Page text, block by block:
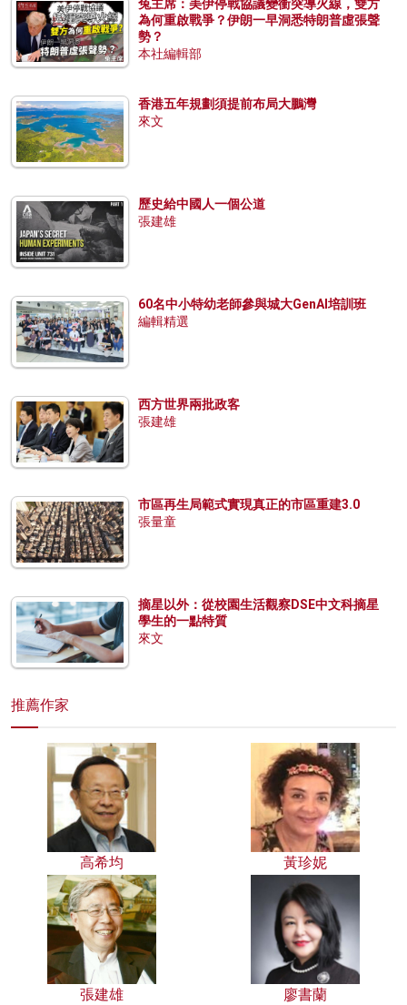
兔主席：美伊停戰協議變衝突導火線，雙方
為何重啟戰爭？伊朗一早洞悉特朗普虛張聲
勢？
本社編輯部
香港五年規劃須提前布局大鵬灣
來文
歷史給中國人一個公道
張建雄
60名中小特幼老師參與城大GenAI培訓班
編輯精選
西方世界兩批政客
張建雄
市區再生局範式實現真正的市區重建3.0
張量童
摘星以外：從校園生活觀察DSE中文科摘星
學生的一點特質
來文
推薦作家
高希均 黃珍妮
張建雄 廖書蘭